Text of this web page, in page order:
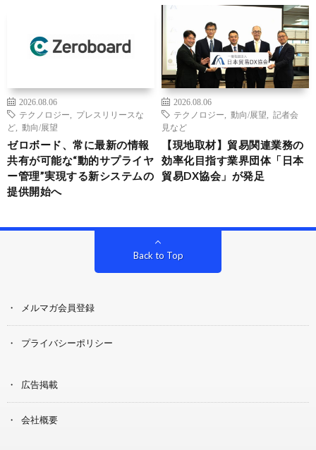
2026.08.06
テクノロジー
プレスリリースな
ど
動向/展望
ゼロボード、常に最新の情報
共有が可能な“動的サプライヤ
ー管理”実現する新システムの
提供開始へ
2026.08.06
テクノロジー
動向/展望
記者会
見など
【現地取材】貿易関連業務の
効率化目指す業界団体「日本
貿易DX協会」が発足
Back to Top
メルマガ会員登録
プライバシーポリシー
広告掲載
会社概要